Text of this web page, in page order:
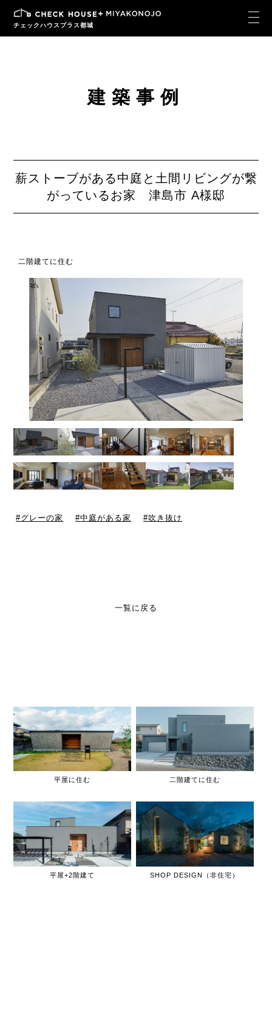
チェックハウスプラス都城
建築事例
薪ストーブがある中庭と土間リビングが繋
がっているお家 津島市 A様邸
二階建てに住む
グレーの家 中庭がある家 吹き抜け
一覧に戻る
平屋に住む 二階建てに住む
平屋+2階建て SHOP DESIGN（非住宅）